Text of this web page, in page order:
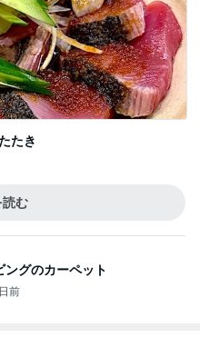
たき
読む
グのカーペット
前